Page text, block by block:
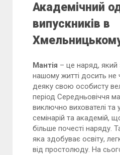
Академічний
випускників в
Мантія – це наряд, який
нашому житті досить не
деяку свою особисту
період Середньовіччя
виключно вихователі та
семінарій та академій,
більше почесті наряду.
яка здобуває освіту,
від простолюду. На